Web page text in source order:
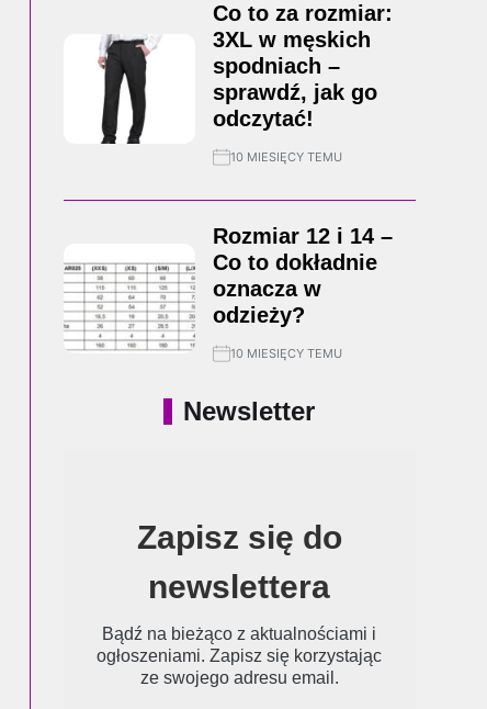
Co to za rozmiar:
3XL w męskich
spodniach –
sprawdź, jak go
odczytać!
10 MIESIĘCY TEMU
Rozmiar 12 i 14 –
Co to dokładnie
oznacza w
odzieży?
10 MIESIĘCY TEMU
Newsletter
Zapisz się do
newslettera
Bądź na bieżąco z aktualnościami i
ogłoszeniami. Zapisz się korzystając
ze swojego adresu email.